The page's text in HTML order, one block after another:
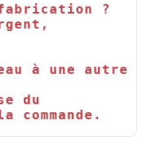
?
à une autre
du